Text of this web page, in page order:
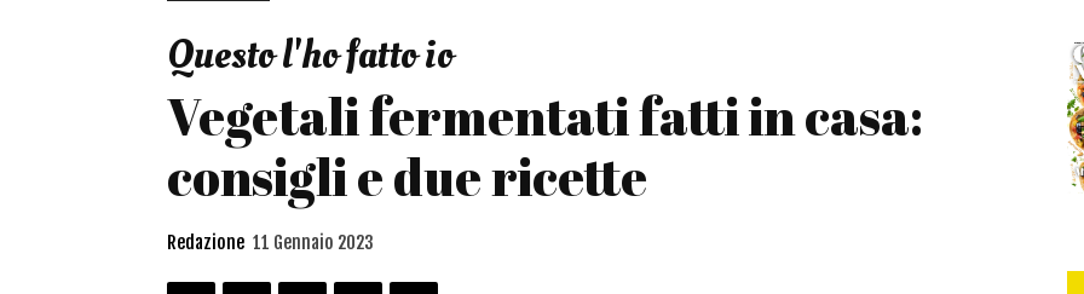
Questo l'ho fatto io
Vegetali fermentati fatti in casa:
consigli e due ricette
Redazione 11 Gennaio 2023